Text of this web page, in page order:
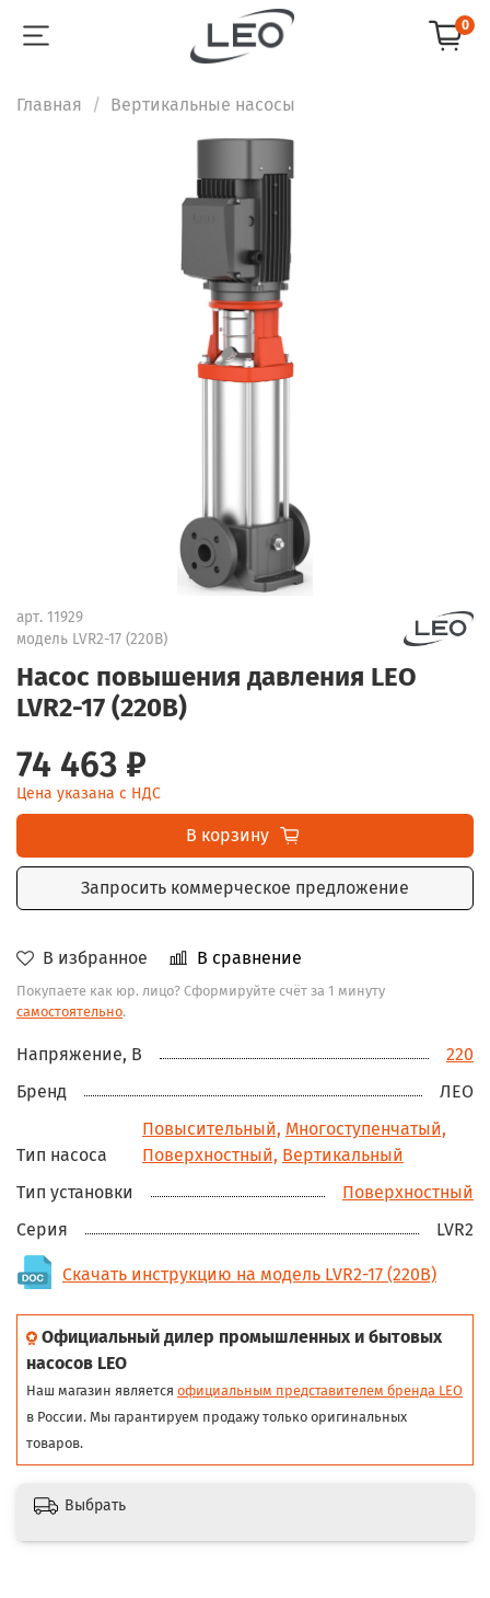
0
Главная Вертикальные насосы
арт. 11929
модель LVR2-17 (220В)
Насос повышения давления LEO
LVR2-17 (220В)
В избранное В сравнение
Покупаете как юр. лицо? Сформируйте счёт за 1 минуту
самостоятельно.
74 463 ₽
Цена указана с НДС
В корзину
Запросить коммерческое предложение
Напряжение, В
220
Бренд
ЛЕО
Тип насоса
Повысительный, Многоступенчатый,
Поверхностный, Вертикальный
Тип установки
Поверхностный
Серия
LVR2
Скачать инструкцию на модель LVR2-17 (220В)
Официальный дилер промышленных и бытовых
насосов LEO
Наш магазин является официальным представителем бренда LEO
в России. Мы гарантируем продажу только оригинальных
товаров.
Выбрать